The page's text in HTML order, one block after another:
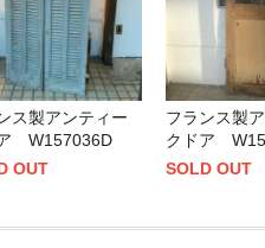
ス製アンティー
W157036D
OUT
フランス製
クドア
SOLD OUT